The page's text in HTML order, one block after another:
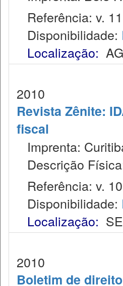
Referência: v.
Disponibilidade:
Localização:
2010
Revista Zênite:
fiscal
Imprenta:
Descrição
Referência: v.
Disponibilidade:
Localização:
2010
Boletim de